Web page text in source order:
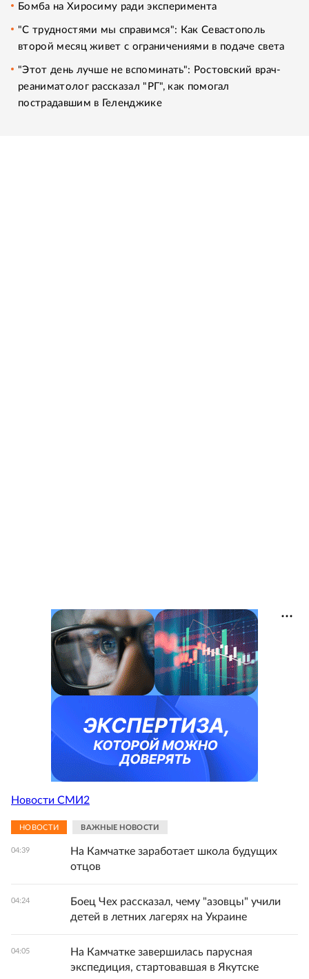
Бомба на Хиросиму ради эксперимента
"С трудностями мы справимся": Как Севастополь
второй месяц живет с ограничениями в подаче света
"Этот день лучше не вспоминать": Ростовский врач-
реаниматолог рассказал "РГ", как помогал
пострадавшим в Геленджике
Новости СМИ2
НОВОСТИ ВАЖНЫЕ НОВОСТИ
04:39
На Камчатке заработает школа будущих
отцов
04:24
Боец Чех рассказал, чему "азовцы" учили
детей в летних лагерях на Украине
04:05
На Камчатке завершилась парусная
экспедиция, стартовавшая в Якутске